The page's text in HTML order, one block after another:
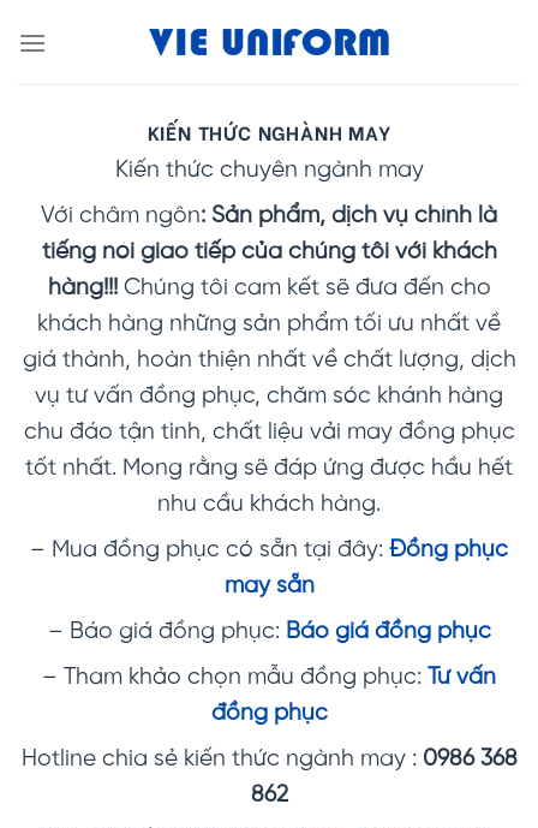
KIẾN THỨC NGHÀNH MAY
Kiến thức chuyên ngành may
Với châm ngôn: Sản phẩm, dịch vụ chính là
tiếng nói giao tiếp của chúng tôi với khách
hàng!!! Chúng tôi cam kết sẽ đưa đến cho
khách hàng những sản phẩm tối ưu nhất về
giá thành, hoàn thiện nhất về chất lượng, dịch
vụ tư vấn đồng phục, chăm sóc khánh hàng
chu đáo tận tình, chất liệu vải may đồng phục
tốt nhất. Mong rằng sẽ đáp ứng được hầu hết
nhu cầu khách hàng.
– Mua đồng phục có sẵn tại đây: Đồng phục
may sẵn
– Báo giá đồng phục: Báo giá đồng phục
– Tham khảo chọn mẫu đồng phục: Tư vấn
đồng phục
Hotline chia sẻ kiến thức ngành may : 0986 368
862